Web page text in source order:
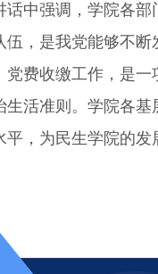
话中强调，学院各
伍，是我党能够不
党费收缴工作，是
生活准则。学院各
平，为民生学院的